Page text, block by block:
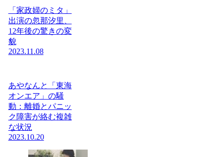
「家政婦のミタ」
出演の忽那汐里、
12年後の驚きの変
貌
2023.11.08
あやなんと「東海
オンエア」の騒
動：離婚とパニッ
ク障害が絡む複雑
な状況
2023.10.20